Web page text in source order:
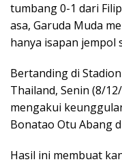
tumbang 0-1 dari
asa, Garuda Muda
hanya isapan jempol
Bertanding di
Thailand, Senin (8/
mengakui
Bonatao Otu Abang
Hasil ini membuat